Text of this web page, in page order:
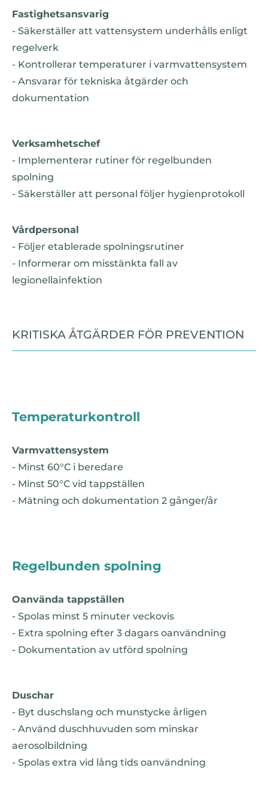
Fastighetsansvarig
- Säkerställer att vattensystem underhålls enligt
regelverk
- Kontrollerar temperaturer i varmvattensystem
- Ansvarar för tekniska åtgärder och
dokumentation
Verksamhetschef
- Implementerar rutiner för regelbunden
spolning
- Säkerställer att personal följer hygienprotokoll
Vårdpersonal
- Följer etablerade spolningsrutiner
- Informerar om misstänkta fall av
legionellainfektion
KRITISKA ÅTGÄRDER FÖR PREVENTION
Temperaturkontroll
Varmvattensystem
- Minst 60°C i beredare
- Minst 50°C vid tappställen
- Mätning och dokumentation 2 gånger/år
Regelbunden spolning
Oanvända tappställen
- Spolas minst 5 minuter veckovis
- Extra spolning efter 3 dagars oanvändning
- Dokumentation av utförd spolning
Duschar
- Byt duschslang och munstycke årligen
- Använd duschhuvuden som minskar
aerosolbildning
- Spolas extra vid lång tids oanvändning